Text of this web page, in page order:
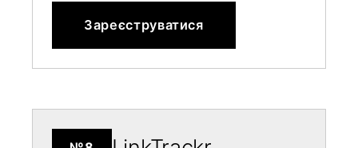
Зареєструватися